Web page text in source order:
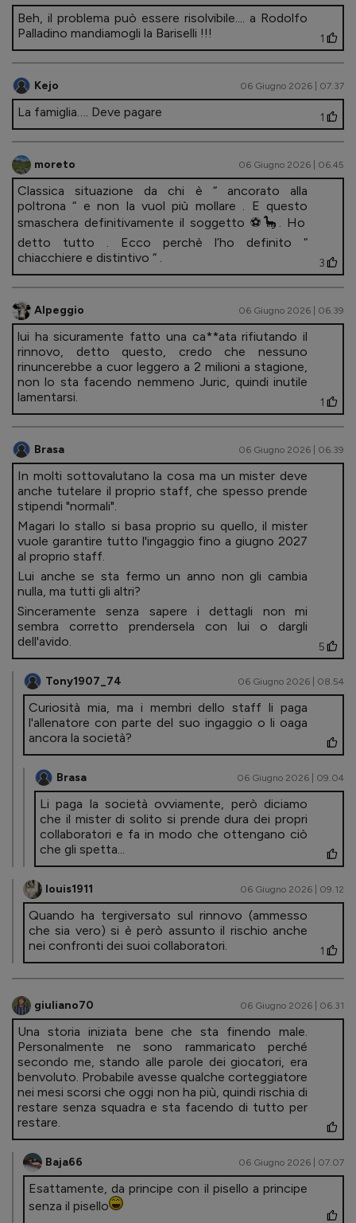
Beh, il problema può essere risolvibile.... a Rodolfo
Palladino mandiamogli la Bariselli !!!
1
Kejo 06 Giugno 2026 | 07.37
La famiglia…. Deve pagare 1
moreto 06 Giugno 2026 | 06.45
Classica situazione da chi è “ ancorato alla
poltrona “ e non la vuol più mollare . E questo
smaschera definitivamente il soggetto ⚽️🦕. Ho
detto tutto . Ecco perchè l’ho definito “
chiacchiere e distintivo “ .
3
Alpeggio 06 Giugno 2026 | 06.39
lui ha sicuramente fatto una ca**ata rifiutando il
rinnovo, detto questo, credo che nessuno
rinuncerebbe a cuor leggero a 2 milioni a stagione,
non lo sta facendo nemmeno Juric, quindi inutile
lamentarsi.
1
Brasa 06 Giugno 2026 | 06.39
In molti sottovalutano la cosa ma un mister deve
anche tutelare il proprio staff, che spesso prende
stipendi "normali".
Magari lo stallo si basa proprio su quello, il mister
vuole garantire tutto l'ingaggio fino a giugno 2027
al proprio staff.
Lui anche se sta fermo un anno non gli cambia
nulla, ma tutti gli altri?
Sinceramente senza sapere i dettagli non mi
sembra corretto prendersela con lui o dargli
dell'avido.
5
Tony1907_74 06 Giugno 2026 | 08.54
Curiosità mia, ma i membri dello staff li paga
l'allenatore con parte del suo ingaggio o li oaga
ancora la società?
Brasa 06 Giugno 2026 | 09.04
Li paga la società ovviamente, però diciamo
che il mister di solito si prende dura dei propri
collaboratori e fa in modo che ottengano ciò
che gli spetta...
louis1911 06 Giugno 2026 | 09.12
Quando ha tergiversato sul rinnovo (ammesso
che sia vero) si è però assunto il rischio anche
nei confronti dei suoi collaboratori.
1
giuliano70 06 Giugno 2026 | 06.31
Una storia iniziata bene che sta finendo male.
Personalmente ne sono rammaricato perché
secondo me, stando alle parole dei giocatori, era
benvoluto. Probabile avesse qualche corteggiatore
nei mesi scorsi che oggi non ha più, quindi rischia di
restare senza squadra e sta facendo di tutto per
restare.
Baja66 06 Giugno 2026 | 07.07
Esattamente, da principe con il pisello a principe
senza il pisello